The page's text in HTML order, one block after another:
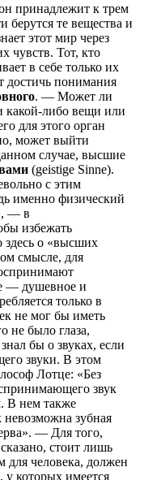
принадлежит к трем
берутся те вещества и
этот мир через
чувств. Тот, кто
в себе только их
достичь понимания
. — Может ли
какой-либо вещи или
для этого орган
может выйти
случае, высшие
(geistige Sinne).
с этим
именно физический
— в
избежать
здесь о «высших
смысле, для
— душевное и
только в
не мог бы иметь
не было глаза,
бы о звуках, если
звуки. В этом
Лотце: «Без
звук
В нем также
зубная
— Для того,
стоит лишь
для человека, должен
у которых имеется